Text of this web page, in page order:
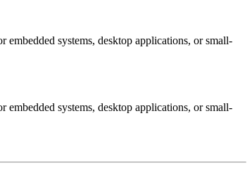
systems, desktop applications, or small-
systems, desktop applications, or small-